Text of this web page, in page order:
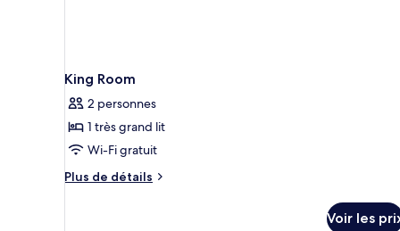
King Room
2 personnes
1 très grand lit
Wi-Fi gratuit
Plus de détails
Plus
Voir les